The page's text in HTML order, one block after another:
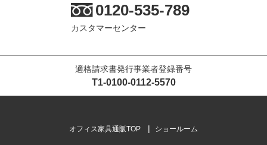
0120-535-789
カスタマーセンター
適格請求書発行事業者登録番号
T1-0100-0112-5570
オフィス家具通販TOP ショールーム